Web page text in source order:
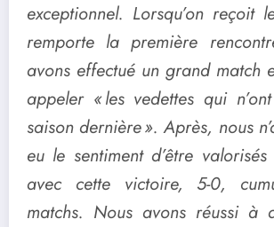
exceptionnel. Lorsqu’on reçoit
remporte la première
avons effectué un grand match
appeler « les vedettes qui
saison dernière ». Après, nous
eu le sentiment d’être valorisés
avec cette victoire, 5-0,
matchs. Nous avons réussi à